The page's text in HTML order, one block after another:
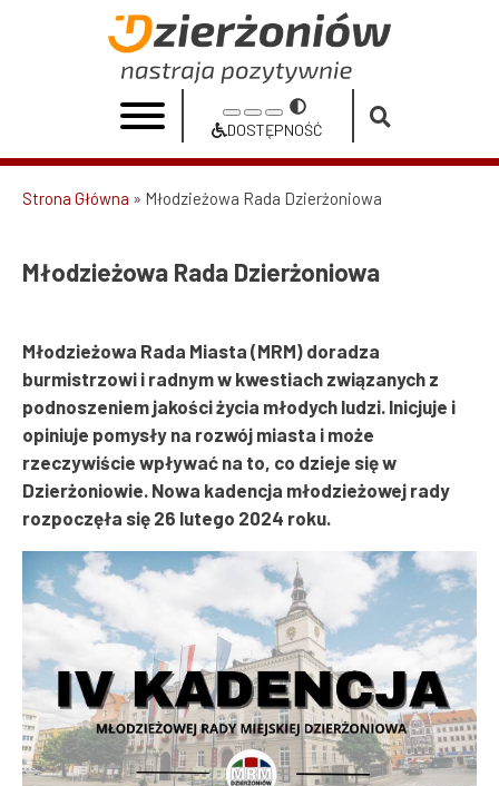
Młodzieżowa
Dzierżoniowa
|
Urząd
Miasta
Dzierżoniów
Increase
size
Reset
font
size
Decrease
size
Przełącz
na
Dostępność
DOSTĘPNOŚĆ
nawigacyjna
Strona Główna Młodzieżowa Rada Dzierżoniowa
Młodzieżowa Rada Dzierżoniowa
Młodzieżowa Rada Miasta (MRM) doradza
burmistrzowi i radnym w kwestiach związanych z
podnoszeniem jakości życia młodych ludzi. Inicjuje i
opiniuje pomysły na rozwój miasta i może
rzeczywiście wpływać na to, co dzieje się w
Dzierżoniowie. Nowa kadencja młodzieżowej rady
rozpoczęła się 26 lutego 2024 roku.